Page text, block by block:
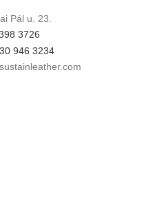
Pál u. 23.
3726
946 3234